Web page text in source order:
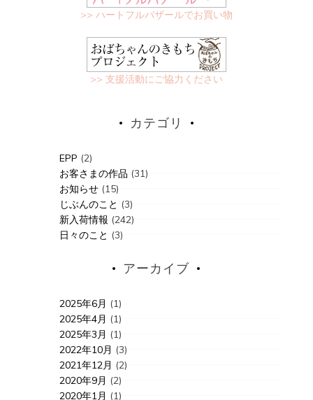
>> ハートフルバザールでお買い物
>> 支援活動にご協力ください
カテゴリ
EPP (2)
お客さまの作品 (31)
お知らせ(15)
じぶんのこと (3)
新入荷情報 (242)
日々のこと (3)
アーカイブ
2025年6月 (1)
2025年4月 (1)
2025年3月 (1)
2022年10月 (3)
2021年12月 (2)
2020年9月 (2)
2020年1月 (1)